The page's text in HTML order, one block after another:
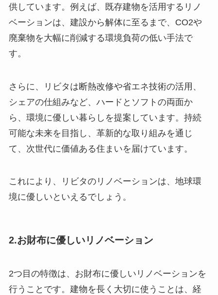
供しています。例えば、既存建物を活用するリノ
ベーションは、建設から解体に至るまで、CO2や
廃棄物を大幅に削減する環境負荷の低い手法で
す。
さらに、リビタは断熱改修や省エネ技術の活用、
シェアの仕組みなど、ハードとソフトの両面か
ら、環境に優しい暮らしを提案しています。持続
可能な未来を目指し、革新的な取り組みを通じ
て、次世代に価値ある住まいを届けています。
これにより、リビタのリノベーションは、地球環
境に優しいといえるでしょう。
2.お財布に優しいリノベーション
2つ目の特徴は、お財布に優しいリノベーションを
行うことです。建物を長く大切に使うことは、経